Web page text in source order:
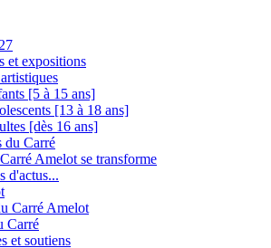
et expositions
[5 à 15 ans]
[13 à 18 ans]
[dès 16 ans]
du Carré
Amelot se transforme
d'actus...
Carré Amelot
Carré
et soutiens